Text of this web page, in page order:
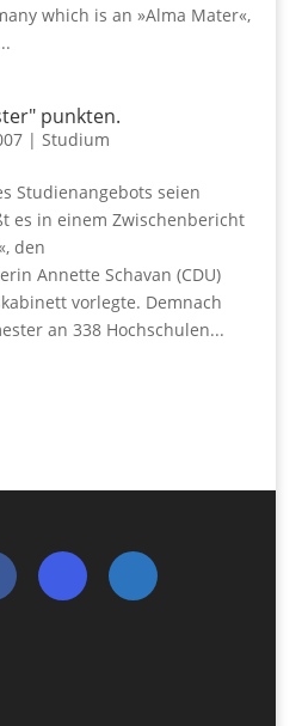
which is an »Alma Mater«,
punkten.
| Studium
Studienangebots seien
es in einem Zwischenbericht
den
Annette Schavan (CDU)
vorlegte. Demnach
an 338 Hochschulen...